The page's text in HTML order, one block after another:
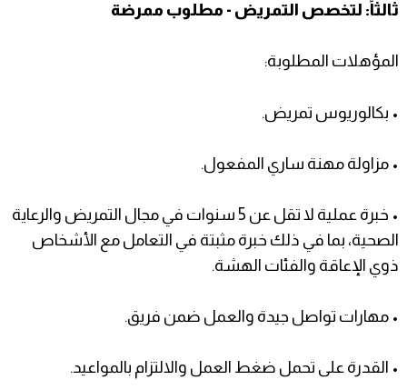
ثالثاً: لتخصص التمريض - مطلوب ممرضة
المؤهلات المطلوبة:
• بكالوريوس تمريض.
• مزاولة مهنة ساري المفعول.
• خبرة عملية لا تقل عن 5 سنوات في مجال التمريض والرعاية
الصحية، بما في ذلك خبرة مثبتة في التعامل مع الأشخاص
ذوي الإعاقة والفئات الهشة.
• مهارات تواصل جيدة والعمل ضمن فريق.
• القدرة على تحمل ضغط العمل والالتزام بالمواعيد.